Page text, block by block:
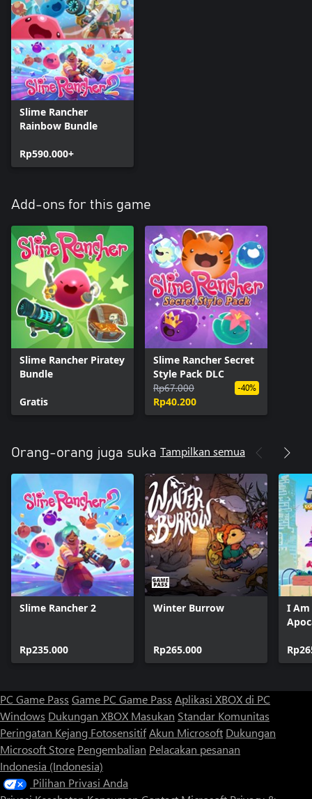
Slime Rancher
Rainbow Bundle
Rp590.000+
Add-ons for this game
Slime Rancher Piratey
Bundle
Gratis
Slime Rancher Secret
Style Pack DLC
Rp67.000
Rp40.200
-40%
Orang-orang juga suka Tampilkan semua
Slime Rancher 2
Rp235.000
Winter Burrow
Rp265.000
I Am
PC Game Pass Game PC Game Pass Aplikasi XBOX di PC
Windows Dukungan XBOX Masukan Standar Komunitas
Peringatan Kejang FotosensitifAkun Microsoft Dukungan
Microsoft Store Pengembalian Pelacakan pesanan
Indonesia (Indonesia)
Pilihan Privasi Anda